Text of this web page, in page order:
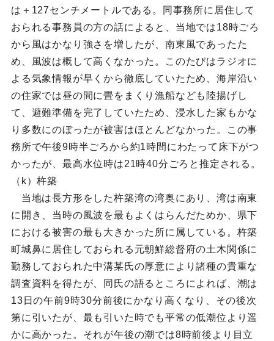
は＋127センチメートルである。同事務所に居住して
おられる事務員の方の話によると、当地では18時ごろ
から風はかなり強さを増したが、南東風であったた
め、風波は概して高くなかった。このたびはラジオに
よる気象情報が早くから徹底していたため、海岸沿い
の住家では昼の間に畳をまくり漁船なども陸揚げし
て、避難準備を完了していたため、浸水した家もかな
り多数にのぼったが被害はほとんどなかった。この事
務所で午後9時半ごろから約1時間にわたって床下がつ
かったが、最高水位時は21時40分ごろと推定される。
（k）杵築
当地は長方形をした杵築湾の湾奥にあり、湾は南東
に開き、当時の風波を最もよくはらんだためか、県下
における被害の最も大きかった所に属している。杵築
町城鼻に居住しておられる元朝鮮総督府の土木関係に
勤務しておられた中溝某氏の厚意により諸種の貴重な
調査資料を得たが、同氏の語るところによれば、潮は
13日の午前9時30分前後にかなり高くなり、その後次
第に引いたが、最も引いた時でも平常の低潮位より遥
かに高かった。それが午後の潮では8時前後より目立